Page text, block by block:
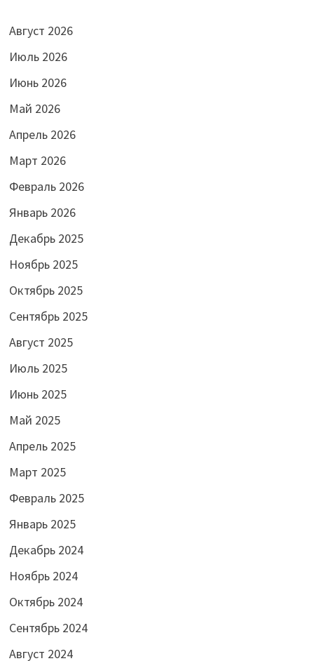
Август 2026
Июль 2026
Июнь 2026
Май 2026
Апрель 2026
Март 2026
Февраль 2026
Январь 2026
Декабрь 2025
Ноябрь 2025
Октябрь 2025
Сентябрь 2025
Август 2025
Июль 2025
Июнь 2025
Май 2025
Апрель 2025
Март 2025
Февраль 2025
Январь 2025
Декабрь 2024
Ноябрь 2024
Октябрь 2024
Сентябрь 2024
Август 2024